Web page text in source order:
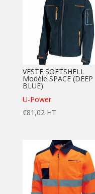
VESTE SOFTSHELL
Modèle SPACE (DEEP
BLUE)
U-Power
€81,02 HT